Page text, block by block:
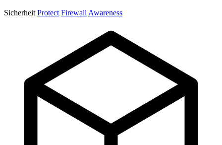
Sicherheit Protect Firewall Awareness